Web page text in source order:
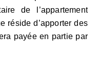
de l’appartement
réside d’apporter des
payée en partie par